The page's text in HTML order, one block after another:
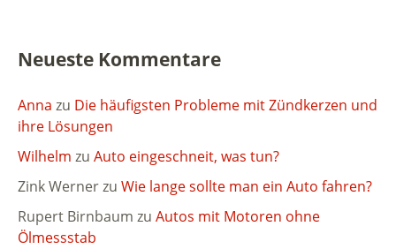
Neueste Kommentare
Anna zu Die häufigsten Probleme mit Zündkerzen und
ihre Lösungen
Wilhelm zu Auto eingeschneit, was tun?
Zink Wernerzu Wie lange sollte man ein Auto fahren?
Rupert Birnbaum zu Autos mit Motoren ohne
Ölmessstab